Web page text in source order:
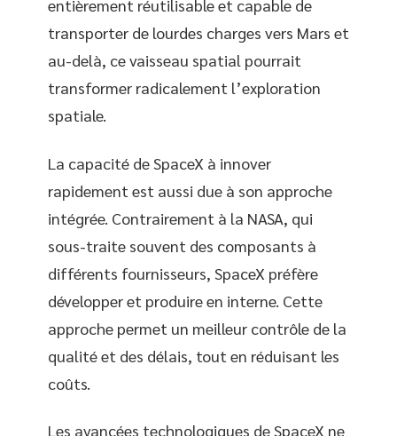
entièrement réutilisable et capable de
transporter de lourdes charges vers Mars et
au-delà, ce vaisseau spatial pourrait
transformer radicalement l’exploration
spatiale.
La capacité de SpaceX à innover
rapidement est aussi due à son approche
intégrée. Contrairement à la NASA, qui
sous-traite souvent des composants à
différents fournisseurs, SpaceX préfère
développer et produire en interne. Cette
approche permet un meilleur contrôle de la
qualité et des délais, tout en réduisant les
coûts.
Les avancées technologiques de SpaceX ne